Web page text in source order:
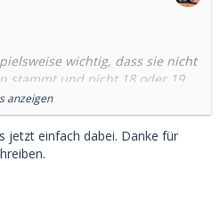
wichtig, dass sie nicht
stammt und nicht 18 oder 19
ist und zuverlässig ist.
dem betreuten Wohnen
anzeigen
jetzt einfach dabei. Danke für